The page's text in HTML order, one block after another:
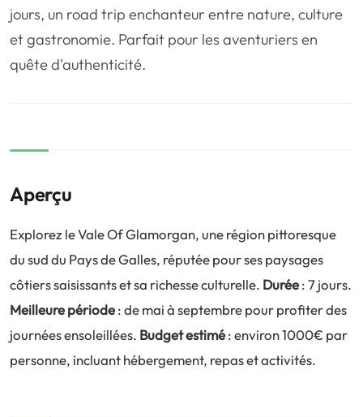
Marathon / Trail Mariage
🚢Croisière 🎢Parc d'attraction
jours, un road trip enchanteur entre nature, culture
et gastronomie. Parfait pour les aventuriers en
quête d'authenticité.
Aperçu
Explorez le Vale Of Glamorgan, une région pittoresque
du sud du Pays de Galles, réputée pour ses paysages
côtiers saisissants et sa richesse culturelle. Durée: 7 jours.
Meilleure période: de mai à septembre pour profiter des
journées ensoleillées. Budget estimé: environ 1000€ par
personne, incluant hébergement, repas et activités.